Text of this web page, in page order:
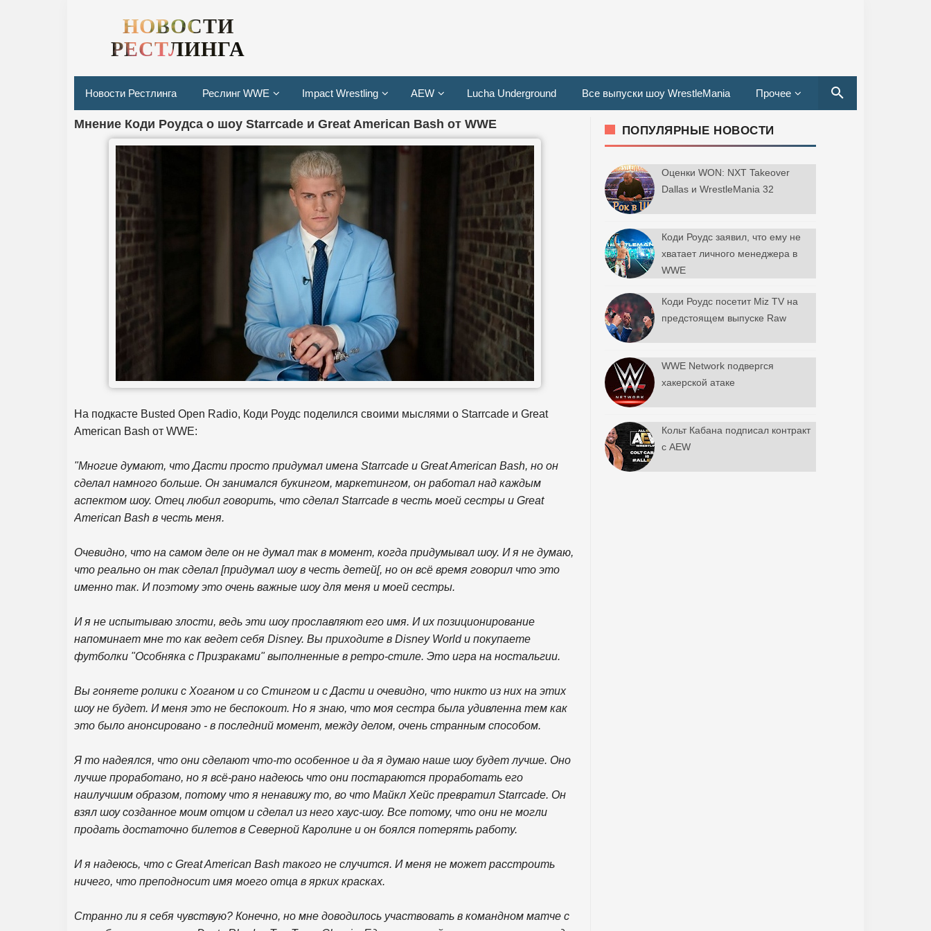
НОВОСТИ
РЕСТЛИНГА
Новости Рестлинга Реслинг WWE Impact Wrestling AEW Lucha Underground Все выпуски шоу WrestleMania Прочее
Мнение Коди Роудса о шоу Starrcade и Great American Bash от WWE
На подкасте Busted Open Radio, Коди Роудс поделился своими мыслями о Starrcade и Great
American Bash от WWE:
"Многие думают, что Дасти просто придумал имена Starrcade и Great American Bash, но он
сделал намного больше. Он занимался букингом, маркетингом, он работал над каждым
аспектом шоу. Отец любил говорить, что сделал Starrcade в честь моей сестры и Great
American Bash в честь меня.
Очевидно, что на самом деле он не думал так в момент, когда придумывал шоу. И я не думаю,
что реально он так сделал [придумал шоу в честь детей[, но он всё время говорил что это
именно так. И поэтому это очень важные шоу для меня и моей сестры.
И я не испытываю злости, ведь эти шоу прославляют его имя. И их позиционирование
напоминает мне то как ведет себя Disney. Вы приходите в Disney World и покупаете
футболки "Особняка с Призраками" выполненные в ретро-стиле. Это игра на ностальгии.
Вы гоняете ролики с Хоганом и со Стингом и с Дасти и очевидно, что никто из них на этих
шоу не будет. И меня это не беспокоит. Но я знаю, что моя сестра была удивленна тем как
это было анонсировано - в последний момент, между делом, очень странным способом.
Я то надеялся, что они сделают что-то особенное и да я думаю наше шоу будет лучше. Оно
лучше проработано, но я всё-рано надеюсь что они постараются проработать его
наилучшим образом, потому что я ненавижу то, во что Майкл Хейс превратил Starrcade. Он
взял шоу созданное моим отцом и сделал из него хаус-шоу. Все потому, что они не могли
продать достаточно билетов в Северной Каролине и он боялся потерять работу.
И я надеюсь, что с Great American Bash такого не случится. И меня не может расстроить
ничего, что преподносит имя моего отца в ярких красках.
Странно ли я себя чувствую? Конечно, но мне доводилось участвовать в командном матче с
ПОПУЛЯРНЫЕ НОВОСТИ
Оценки WON: NXT Takeover
Dallas и WrestleMania 32
Коди Роудс заявил, что ему не
хватает личного менеджера в
WWE
Коди Роудс посетит Miz TV на
предстоящем выпуске Raw
WWE Network подвергся
хакерской атаке
Кольт Кабана подписал контракт
с AEW